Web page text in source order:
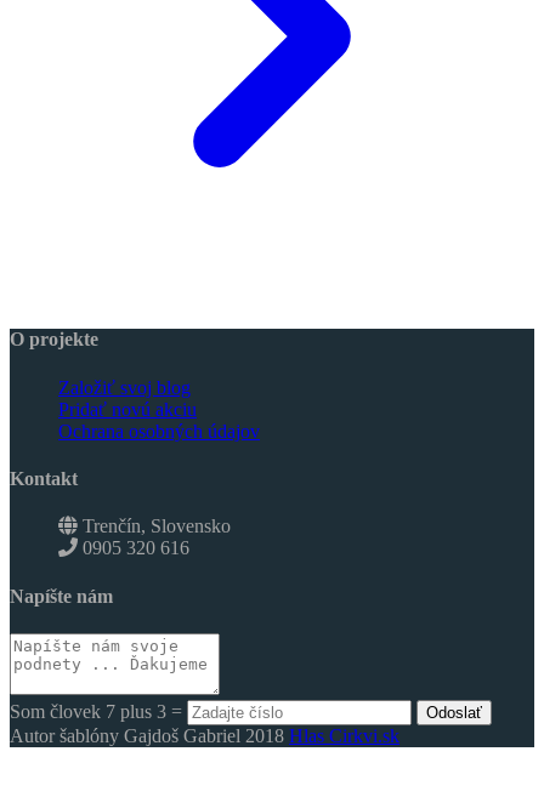
O projekte
Založiť svoj blog
Pridať novú akciu
Ochrana osobných údajov
Kontakt
Trenčín, Slovensko
0905 320 616
Napíšte nám
Som človek 7 plus 3 = Odoslať
Autor šablóny Gajdoš Gabriel 2018 Hlas Cirkvi.sk